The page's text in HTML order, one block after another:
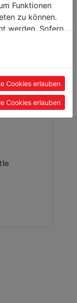
Funktionen
zu können.
werden. Sofern
Cookies erlauben
Cookies erlauben